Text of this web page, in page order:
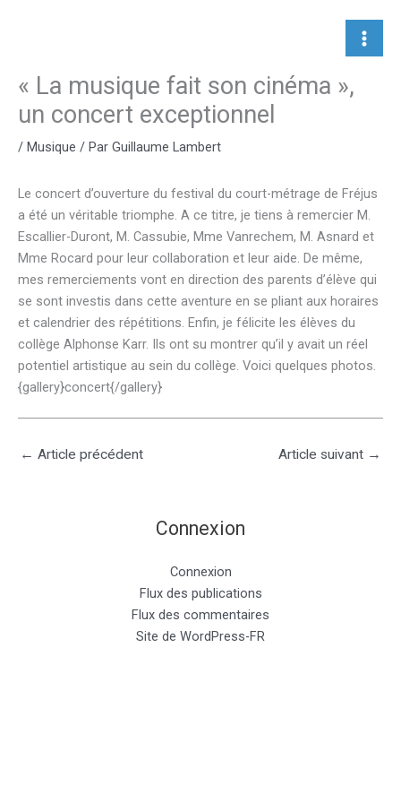
« La musique fait son cinéma »,
un concert exceptionnel
/ Musique / Par Guillaume Lambert
Le concert d’ouverture du festival du court-métrage de Fréjus
a été un véritable triomphe. A ce titre, je tiens à remercier M.
Escallier-Duront, M. Cassubie, Mme Vanrechem, M. Asnard et
Mme Rocard pour leur collaboration et leur aide. De même,
mes remerciements vont en direction des parents d’élève qui
se sont investis dans cette aventure en se pliant aux horaires
et calendrier des répétitions. Enfin, je félicite les élèves du
collège Alphonse Karr. Ils ont su montrer qu’il y avait un réel
potentiel artistique au sein du collège. Voici quelques photos.
{gallery}concert{/gallery}
← Article précédent Article suivant →
Connexion
Connexion
Flux des publications
Flux des commentaires
Site de WordPress-FR